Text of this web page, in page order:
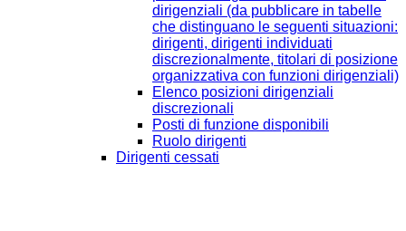
dirigenziali (da pubblicare in tabelle
che distinguano le seguenti situazioni:
dirigenti, dirigenti individuati
discrezionalmente, titolari di posizione
organizzativa con funzioni dirigenziali)
Elenco posizioni dirigenziali
discrezionali
Posti di funzione disponibili
Ruolo dirigenti
Dirigenti cessati